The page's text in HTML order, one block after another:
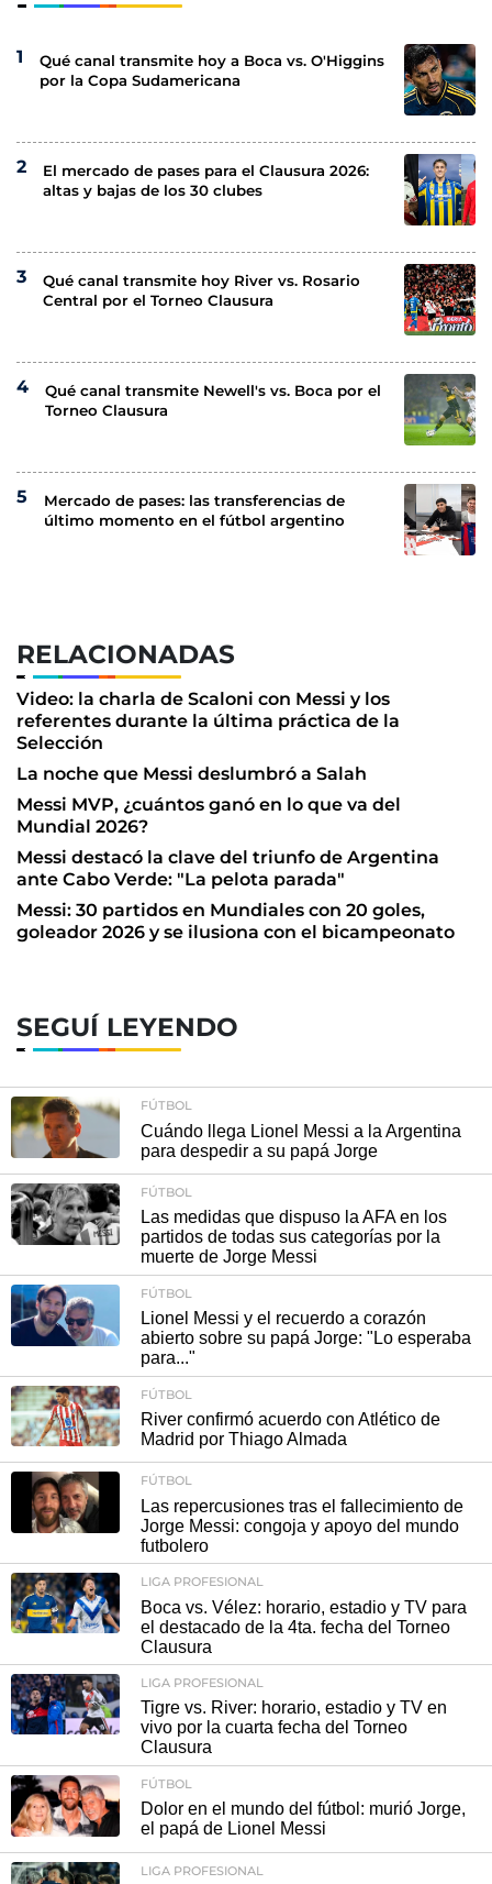
RELACIONADAS
Video: la charla de Scaloni con Messi y los
referentes durante la última práctica de la
Selección
La noche que Messi deslumbró a Salah
Messi MVP, ¿cuántos ganó en lo que va del
Mundial 2026?
Messi destacó la clave del triunfo de Argentina
ante Cabo Verde: "La pelota parada"
Messi: 30 partidos en Mundiales con 20 goles,
goleador 2026 y se ilusiona con el bicampeonato
Qué canal transmite hoy a Boca vs. O'Higgins
por la Copa Sudamericana
El mercado de pases para el Clausura 2026:
altas y bajas de los 30 clubes
Qué canal transmite hoy River vs. Rosario
Central por el Torneo Clausura
Qué canal transmite Newell's vs. Boca por el
Torneo Clausura
Mercado de pases: las transferencias de
último momento en el fútbol argentino
SEGUÍ LEYENDO
FÚTBOL
Cuándo llega Lionel Messi a la Argentina
para despedir a su papá Jorge
FÚTBOL
Las medidas que dispuso la AFA en los
partidos de todas sus categorías por la
muerte de Jorge Messi
FÚTBOL
Lionel Messi y el recuerdo a corazón
abierto sobre su papá Jorge: "Lo esperaba
para..."
FÚTBOL
River confirmó acuerdo con Atlético de
Madrid por Thiago Almada
FÚTBOL
Las repercusiones tras el fallecimiento de
Jorge Messi: congoja y apoyo del mundo
futbolero
LIGA PROFESIONAL
Boca vs. Vélez: horario, estadio y TV para
el destacado de la 4ta. fecha del Torneo
Clausura
LIGA PROFESIONAL
Tigre vs. River: horario, estadio y TV en
vivo por la cuarta fecha del Torneo
Clausura
FÚTBOL
Dolor en el mundo del fútbol: murió Jorge,
el papá de Lionel Messi
LIGA PROFESIONAL